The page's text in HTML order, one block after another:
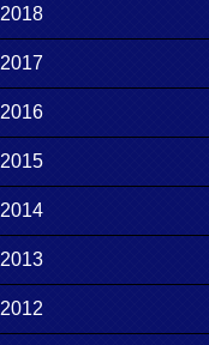
2018
2017
2016
2015
2014
2013
2012